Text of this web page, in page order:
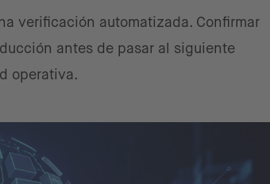
verificación automatizada. Confirmar
antes de pasar al siguiente
operativa.